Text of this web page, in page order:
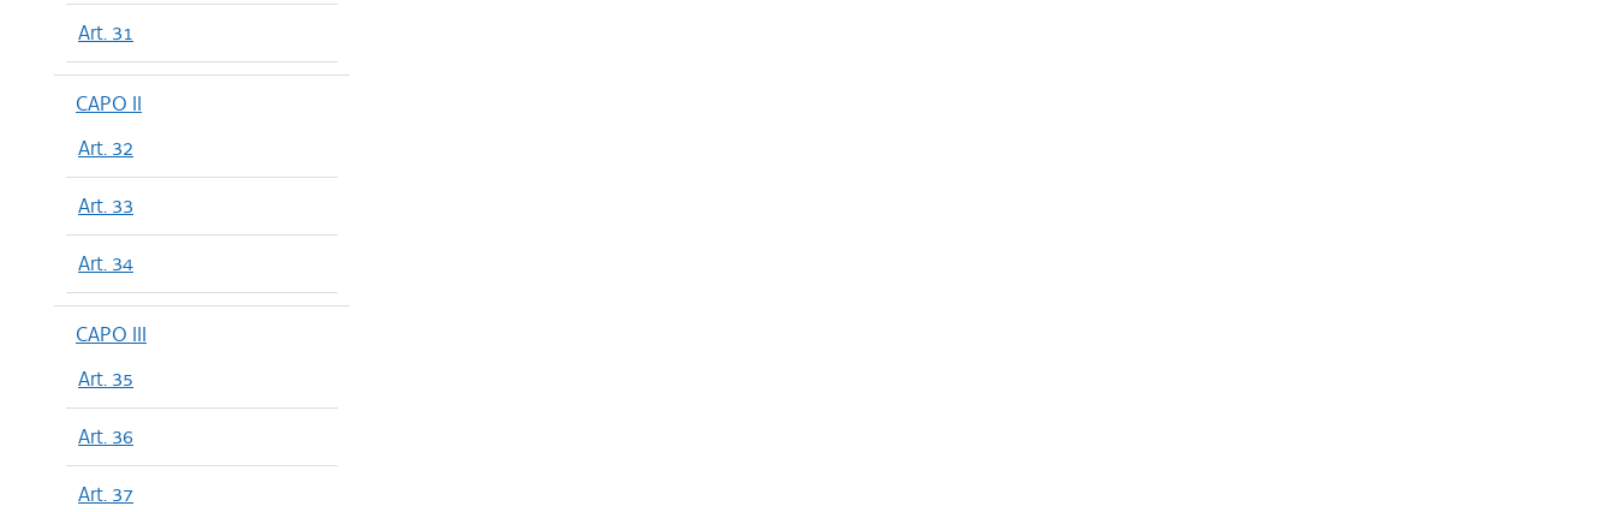
Art. 31
CAPO II
Art. 32
Art. 33
Art. 34
CAPO III
Art. 35
Art. 36
Art. 37